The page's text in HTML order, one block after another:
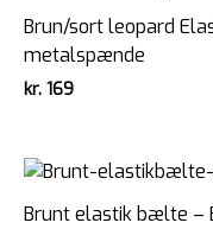
Brun/sort leopard
metalspænde
kr. 169
Brunt elastik bælte –